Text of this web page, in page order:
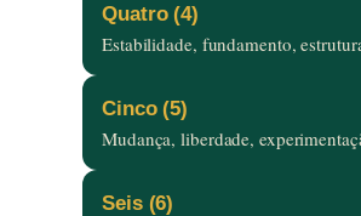
Quatro (4)
Estabilidade, fundamento,
Cinco (5)
Mudança, liberdade,
Seis (6)